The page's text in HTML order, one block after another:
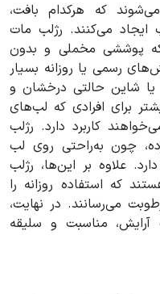
که هرکدام بافت،
ایجاد می‌کنند. رژلب مات
که پوششی مخملی و بدون
رسمی یا روزانه بسیار
یا شاین حالتی درخشان و
برای افرادی که لب‌های
کاربرد دارد. رژلب
چون به‌راحتی روی لب
علاوه بر این‌ها، رژلب
که استفاده روزانه را
می‌رسانند. در نهایت،
مناسبت و سلیقه